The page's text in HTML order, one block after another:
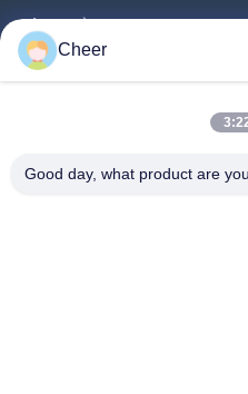
Sản Phẩm
Về Chúng Tôi
Liên Hệ Chúng Tôi
Cheer
Good day, what product are